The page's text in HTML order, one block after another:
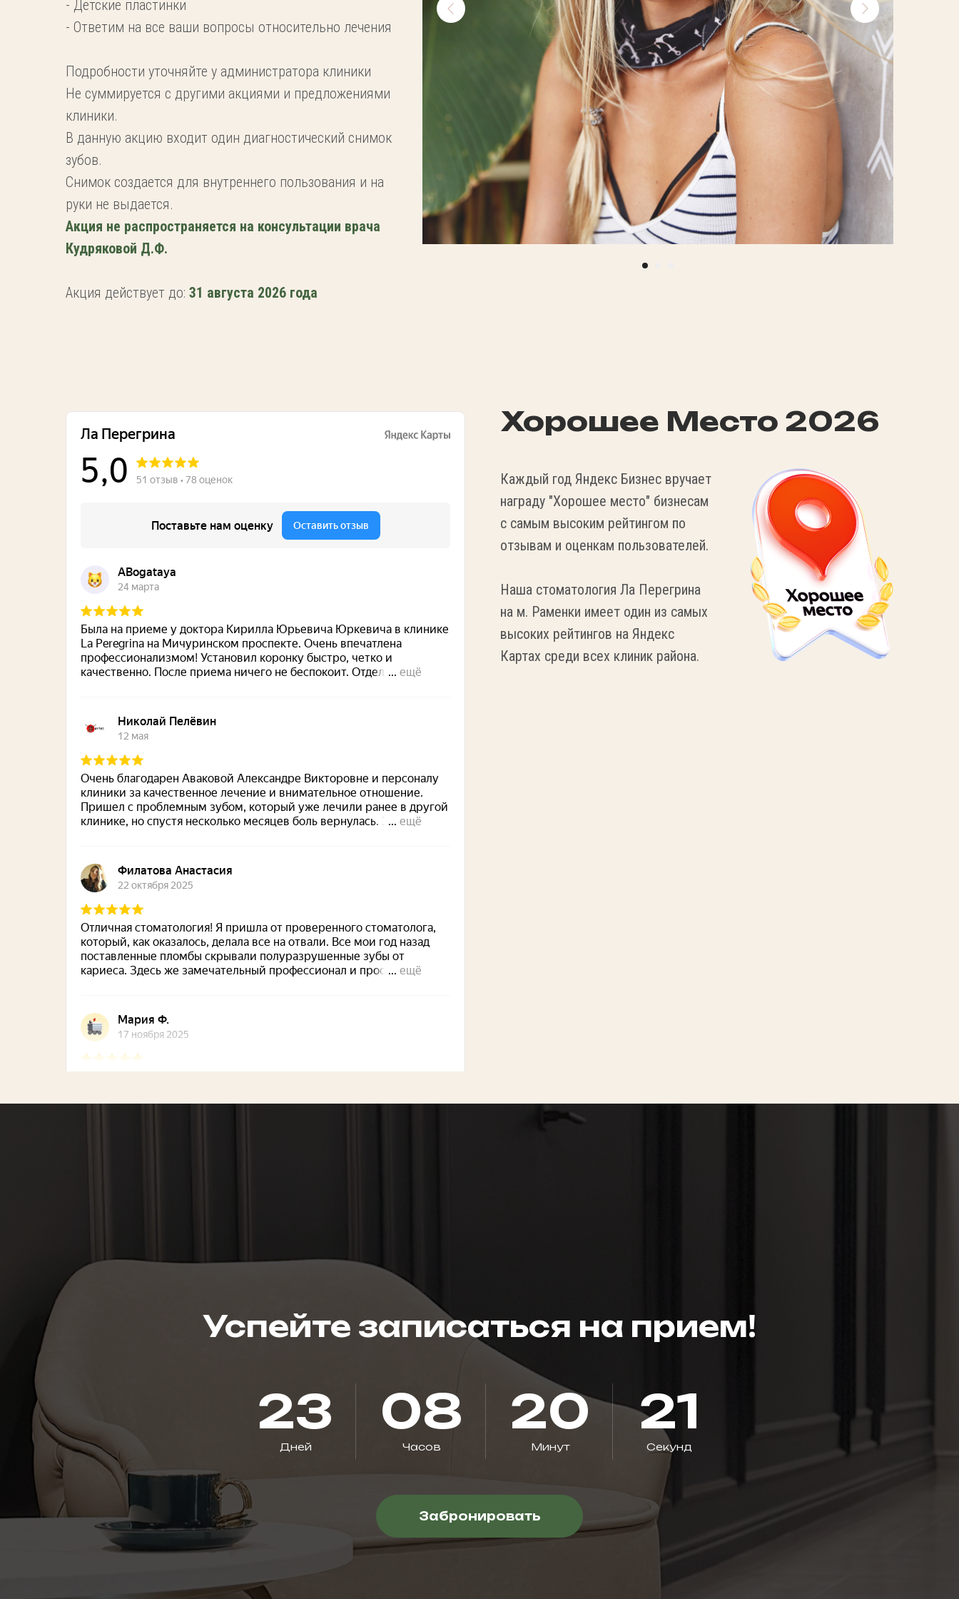
- Детские пластинки
- Ответим на все ваши вопросы относительно лечения
Подробности уточняйте у администратора клиники
Не суммируется с другими акциями и предложениями
клиники.
В данную акцию входит один диагностический снимок
зубов.
Снимок создается для внутреннего пользования и на
руки не выдается.
Акция не распространяется на консультации врача
Кудряковой Д.Ф.
Акция действует до: 31 августа 2026 года
Хорошее Место 2026
Каждый год Яндекс Бизнес вручает
награду "Хорошее место" бизнесам
с самым высоким рейтингом по
отзывам и оценкам пользователей.
Наша стоматология Ла Перегрина
на м. Раменки имеет один из самых
высоких рейтингов на Яндекс
Картах среди всех клиник района.
Успейте записаться на прием!
23
Дней
08
Часов
20
Минут
19
Секунд
Забронировать